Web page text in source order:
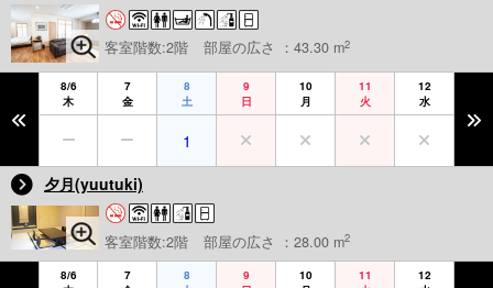
客室階数:2階 部屋の広さ ：43.30 m2
8/6
木
7
金
8
土
9
日
10
月
11
火
12
水
1
夕月(yuutuki)
客室階数:2階 部屋の広さ ：28.00 m2
8/6
7
8
9
10
11
12